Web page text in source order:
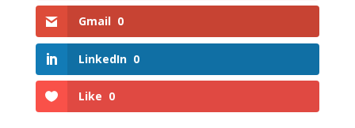
Gmail 0
LinkedIn 0
Like 0